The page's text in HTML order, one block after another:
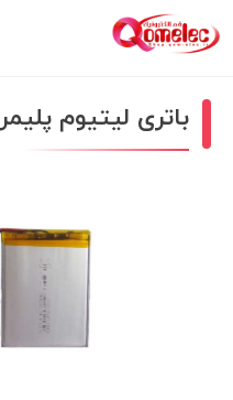
باتری لیتیوم پلیمر 3.7v ظرفیت 4000mAh